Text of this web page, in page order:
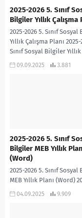
2025-2026 5. Sınıf
Bilgiler Yıllık Çalışma
2025-2026 5. Sınıf
Yıllık Çalışma Planı
Sınıf Sosyal Bilgiler Yıllık
Planı PDF
09.09.2025 3.881
2025-2026 5. Sınıf
Bilgiler MEB Yıllık
(Word)
2025-2026 5. Sınıf
MEB Yıllık Planı (Word)
5. SINIF SOSYAL BİLGİLER
04.09.2025 9.909